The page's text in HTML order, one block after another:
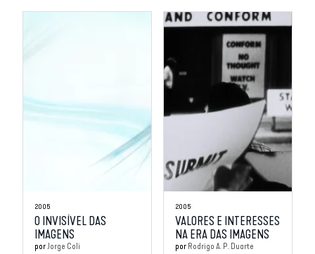
2005
O INVISÍVEL DAS
IMAGENS
por Jorge Coli
2005
VALORES E INTERESSES
NA ERA DAS IMAGENS
por Rodrigo A. P. Duarte